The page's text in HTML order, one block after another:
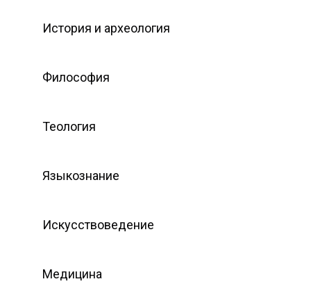
История и археология
Философия
Теология
Языкознание
Искусствоведение
Медицина